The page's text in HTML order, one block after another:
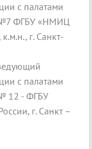
с палатами
№7 ФГБУ «НМИЦ
г. Санкт-
с палатами
12 - ФГБУ
г. Санкт –